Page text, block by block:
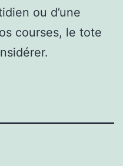
ou d’une
courses, le tote